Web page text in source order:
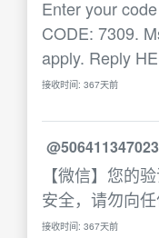
Enter your
CODE: 7309.
apply. Reply
接收时间: 367天前
【微信】您的
安全，请勿向任
接收时间: 367天前